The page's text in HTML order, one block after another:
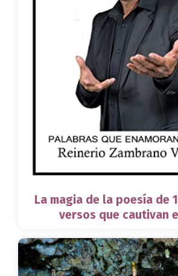
La magia de la poesía de
versos que cautivan